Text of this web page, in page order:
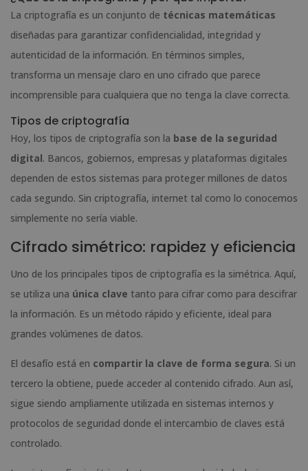
La criptografía es un conjunto de técnicas matemáticas
diseñadas para garantizar confidencialidad, integridad y
autenticidad de la información. En términos simples,
transforma un mensaje claro en uno cifrado que parece
incomprensible para cualquiera que no tenga la clave correcta.
Tipos de criptografía
Hoy, los tipos de criptografía son la base de la seguridad
digital. Bancos, gobiernos, empresas y plataformas digitales
dependen de estos sistemas para proteger millones de datos
cada segundo. Sin criptografía, internet tal como lo conocemos
simplemente no sería viable.
Cifrado simétrico: rapidez y eficiencia
Uno de los principales tipos de criptografía es la simétrica. Aquí,
se utiliza una única clave tanto para cifrar como para descifrar
la información. Es un método rápido y eficiente, ideal para
grandes volúmenes de datos.
El desafío está en compartir la clave de forma segura. Si un
tercero la obtiene, puede acceder al contenido cifrado. Aun así,
sigue siendo ampliamente utilizada en sistemas internos y
protocolos de seguridad donde el intercambio de claves está
controlado.